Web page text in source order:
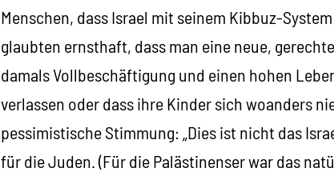
Menschen, dass Israel mit seinem Kibbuz-
glaubten ernsthaft, dass man eine neue,
damals Vollbeschäftigung und einen hohen
verlassen oder dass ihre Kinder sich woanders
pessimistische Stimmung: „Dies ist nicht das
für die Juden. (Für die Palästinenser war das